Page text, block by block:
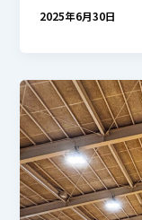
2025年6月30日